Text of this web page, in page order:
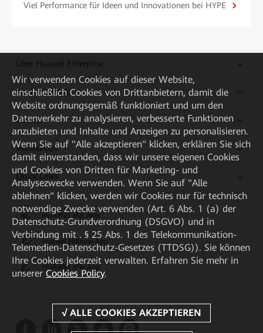
Viel Performance für Ideen und Innovationen bei HYPE
Über Huawei Enterprise
Kaufanleitung
Partner
Ressourcen
Quick Links
HUAWEI eKit App
Huawei HiKnow App
HUAWEI eFly App
Wir verwenden Cookies auf dieser Website,
einschließlich Cookies von Drittanbietern, damit die
Website ordnungsgemäß funktioniert und um den
Datenverkehr zu analysieren, verbesserte Funktionen
anzubieten und Inhalte und Anzeigen zu personalisieren.
Wenn Sie auf "Alle akzeptieren" klicken, erklären Sie sich
damit einverstanden, dass wir unsere eigenen Cookies
und Cookies von Dritten für Marketing- und
Analysezwecke verwenden. Wenn Sie auf "Alle
ablehnen" klicken, werden wir Cookies nur für technisch
notwendige Zwecke verwenden (Art. 6 Abs. 1 (a) der
Datenschutz-Grundverordnung (DSGVO) und in
Verbindung mit . § 25 Abs. 1 des Telekommunikation-
Telemedien-Datenschutz-Gesetzes (TTDSG)). Sie können
Ihre Cookies jederzeit verwalten. Erfahren Sie mehr in
unserer Cookies Policy.